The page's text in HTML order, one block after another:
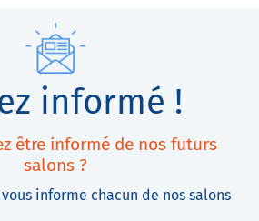
informé !
être informé de nos futurs
salons ?
informe chacun de nos salons